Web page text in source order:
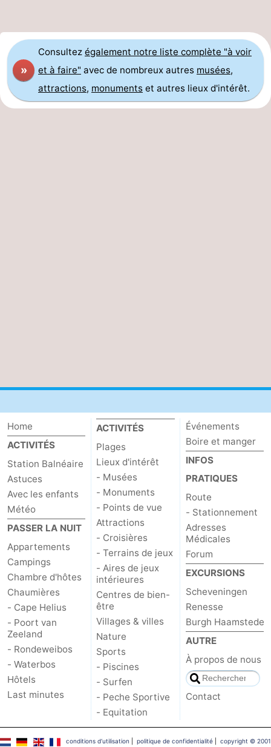
»
Consultez également notre liste complète "à voir
et à faire" avec de nombreux autres musées,
attractions, monuments et autres lieux d'intérêt.
Home
ACTIVITÉS
Station Balnéaire
Astuces
Avec les enfants
Météo
PASSER LA NUIT
Appartements
Campings
Chambre d'hôtes
Chaumières
- Cape Helius
- Poort van
Zeeland
- Rondeweibos
- Waterbos
Hôtels
Last minutes
ACTIVITÉS
Plages
Lieux d'intérêt
- Musées
- Monuments
- Points de vue
Attractions
- Croisières
- Terrains de jeux
- Aires de jeux
intérieures
Centres de bien-
être
Villages & villes
Nature
Sports
- Piscines
- Surfen
- Peche Sportive
- Equitation
Événements
Boire et manger
INFOS
PRATIQUES
Route
- Stationnement
Adresses
Médicales
Forum
EXCURSIONS
Scheveningen
Renesse
Burgh Haamstede
AUTRE
À propos de nous
Contact
conditions d‘utilisation politique de confidentialité| copyright © 2001